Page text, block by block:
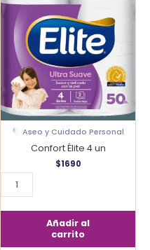
Aseo y Cuidado Personal
Confort Élite 4 un
$1690
Élite
cantidad
Añadir al
carrito